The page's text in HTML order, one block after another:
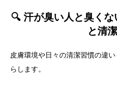
🔍 汗が臭い人と臭く
と清
皮膚環境や日々の清潔習慣の違
らします。